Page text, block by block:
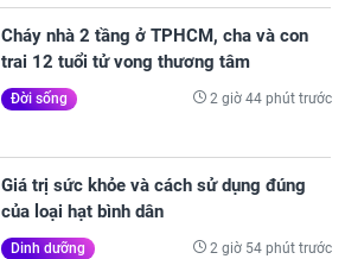
Cháy nhà 2 tầng ở TPHCM, cha và con
trai 12 tuổi tử vong thương tâm
Đời sống 2 giờ 44 phút trước
Giá trị sức khỏe và cách sử dụng đúng
của loại hạt bình dân
Dinh dưỡng 2 giờ 54 phút trước